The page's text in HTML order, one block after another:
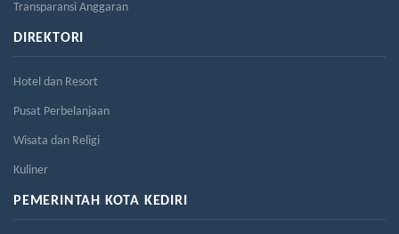
Transparansi Anggaran
DIREKTORI
Hotel dan Resort
Pusat Perbelanjaan
Wisata dan Religi
Kuliner
PEMERINTAH KOTA KEDIRI